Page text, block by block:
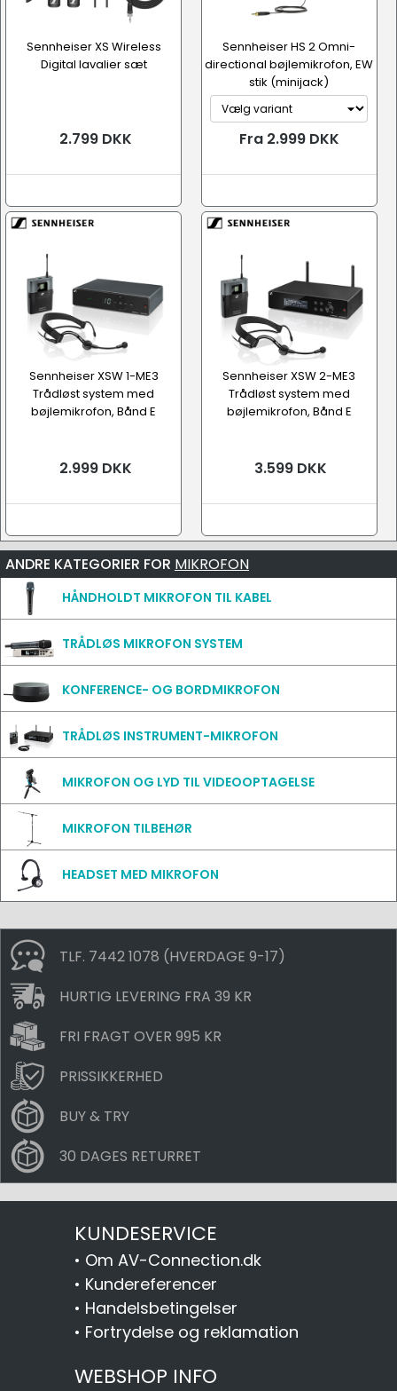
Sennheiser XS Wireless
Digital lavalier sæt
2.799 DKK
Sennheiser HS 2 Omni-
directional bøjlemikrofon, EW
stik (minijack)
Fra 2.999 DKK
Sennheiser XSW 1-ME3
Trådløst system med
bøjlemikrofon, Bånd E
2.999 DKK
Sennheiser XSW 2-ME3
Trådløst system med
bøjlemikrofon, Bånd E
3.599 DKK
ANDRE KATEGORIER FOR MIKROFON
HÅNDHOLDT MIKROFON TIL KABEL
TRÅDLØS MIKROFON SYSTEM
KONFERENCE- OG BORDMIKROFON
TRÅDLØS INSTRUMENT-MIKROFON
MIKROFON OG LYD TIL VIDEOOPTAGELSE
MIKROFON TILBEHØR
HEADSET MED MIKROFON
TLF. 7442 1078 (HVERDAGE 9-17)
HURTIG LEVERING FRA 39 KR
FRI FRAGT OVER 995 KR
PRISSIKKERHED
BUY & TRY
30 DAGES RETURRET
KUNDESERVICE
• Om AV-Connection.dk
• Kundereferencer
• Handelsbetingelser
• Fortrydelse og reklamation
WEBSHOP INFO